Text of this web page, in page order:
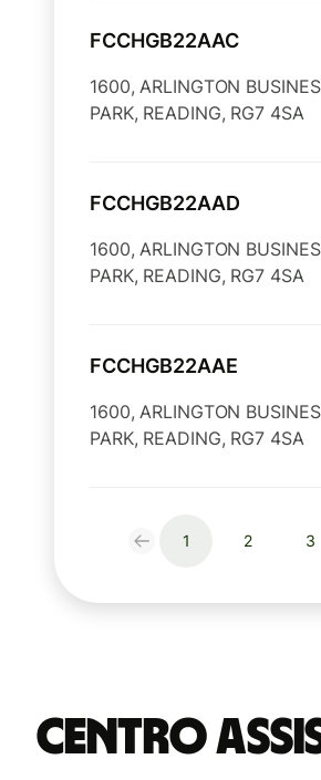
FCCHGB22AAC
1600, ARLINGTON
PARK, READING, RG7 4SA
FCCHGB22AAD
1600, ARLINGTON
PARK, READING, RG7 4SA
FCCHGB22AAE
1600, ARLINGTON
PARK, READING, RG7 4SA
1 2 3
Centro